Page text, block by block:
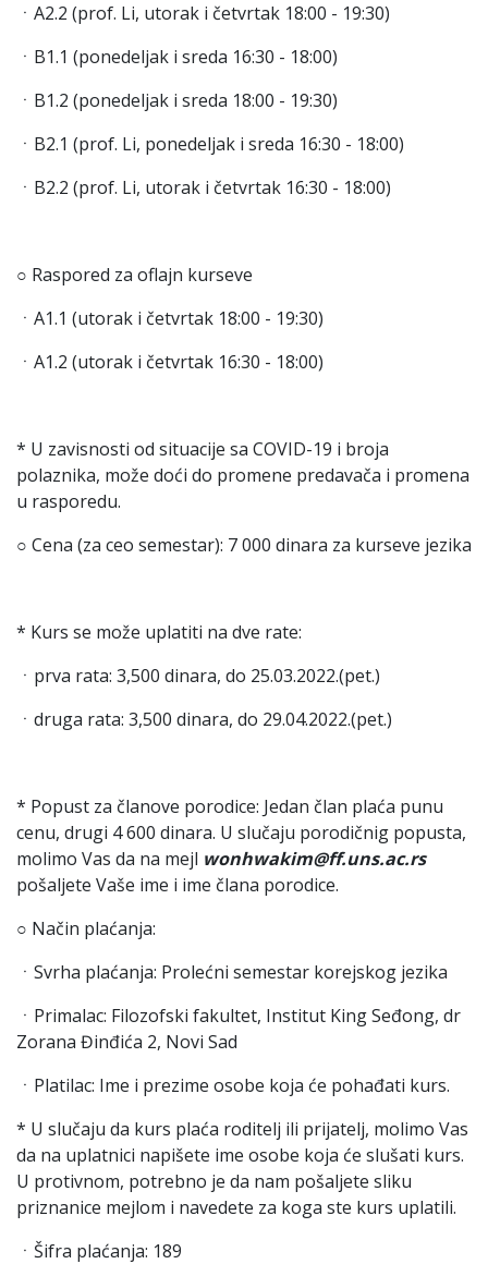
ㆍA2.2 (prof. Li, utorak i četvrtak 18:00 - 19:30)
ㆍB1.1 (ponedeljak i sreda 16:30 - 18:00)
ㆍB1.2 (ponedeljak i sreda 18:00 - 19:30)
ㆍB2.1 (prof. Li, ponedeljak i sreda 16:30 - 18:00)
ㆍB2.2 (prof. Li, utorak i četvrtak 16:30 - 18:00)
○ Raspored za oflajn kurseve
ㆍA1.1 (utorak i četvrtak 18:00 - 19:30)
ㆍA1.2 (utorak i četvrtak 16:30 - 18:00)
* U zavisnosti od situacije sa COVID-19 i broja
polaznika, može doći do promene predavača i promena
u rasporedu.
○ Cena (za ceo semestar): 7 000 dinara za kurseve jezika
* Kurs se može uplatiti na dve rate:
ㆍprva rata: 3,500 dinara, do 25.03.2022.(pet.)
ㆍdruga rata: 3,500 dinara, do 29.04.2022.(pet.)
* Popust za članove porodice: Jedan član plaća punu
cenu, drugi 4 600 dinara. U slučaju porodičnig popusta,
molimo Vas da na mejl wonhwakim@ff.uns.ac.rs
pošaljete Vaše ime i ime člana porodice.
○ Način plaćanja:
ㆍSvrha plaćanja: Prolećni semestar korejskog jezika
ㆍPrimalac: Filozofski fakultet, Institut King Seđong, dr
Zorana Đinđića 2, Novi Sad
ㆍPlatilac: Ime i prezime osobe koja će pohađati kurs.
* U slučaju da kurs plaća roditelj ili prijatelj, molimo Vas
da na uplatnici napišete ime osobe koja će slušati kurs.
U protivnom, potrebno je da nam pošaljete sliku
priznanice mejlom i navedete za koga ste kurs uplatili.
ㆍŠifra plaćanja: 189